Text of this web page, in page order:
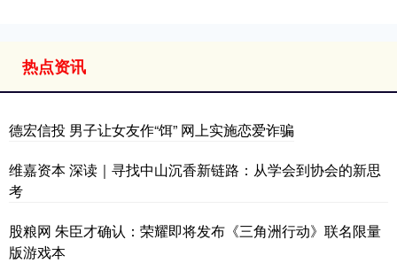
热点资讯
德宏信投 男子让女友作“饵” 网上实施恋爱诈骗
维嘉资本 深读｜寻找中山沉香新链路：从学会到协会的新思
考
股粮网 朱臣才确认：荣耀即将发布《三角洲行动》联名限量
版游戏本